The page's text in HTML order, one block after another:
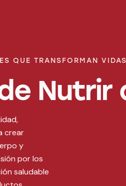
QUE TRANSFORMAN VIDAS
Nutrir
crear
y
por los
saludable